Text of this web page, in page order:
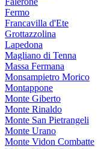
Fermo
Francavilla d'Ete
Grottazzolina
Lapedona
Magliano di Tenna
Massa Fermana
Monsampietro Morico
Montappone
Monte Giberto
Monte Rinaldo
Monte San Pietrangeli
Monte Urano
Monte Vidon Combatte